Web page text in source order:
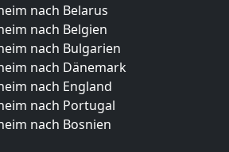
nach Belarus
nach Belgien
nach Bulgarien
nach Dänemark
nach England
nach Portugal
nach Bosnien